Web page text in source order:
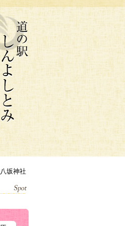
八坂神社